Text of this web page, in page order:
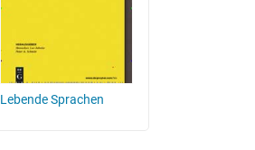
Lebende Sprachen